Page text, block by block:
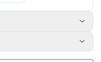
yardımcı olan